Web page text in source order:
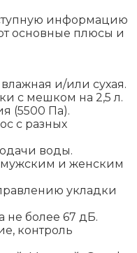
информацию
основные плюсы и
и/или сухая.
с мешком на 2,5 л.
(5500 Па).
с разных
воды.
мужским и женским
укладки
не более 67 дБ.
контроль